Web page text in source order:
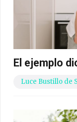
El ejemplo
Luce Bustillo de